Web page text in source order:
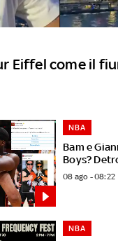
Eiffel come il
Bam e
Boys?
NBA
08 ago - 08:22
NBA